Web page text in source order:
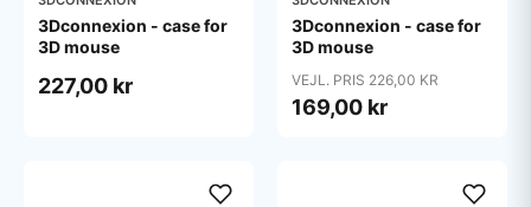
3Dconnexion - case for
3D mouse
227,00 kr
3Dconnexion - case for
3D mouse
VEJL. PRIS 226,00 KR
169,00 kr